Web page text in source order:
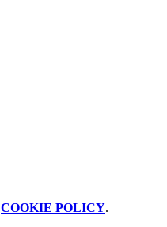
COOKIE POLICY.